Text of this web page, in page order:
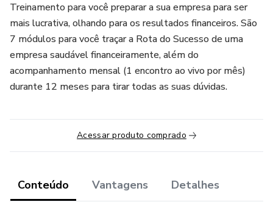
Treinamento para você preparar a sua empresa para ser
mais lucrativa, olhando para os resultados financeiros. São
7 módulos para você traçar a Rota do Sucesso de uma
empresa saudável financeiramente, além do
acompanhamento mensal (1 encontro ao vivo por mês)
durante 12 meses para tirar todas as suas dúvidas.
Acessar produto comprado
Conteúdo Vantagens Detalhes